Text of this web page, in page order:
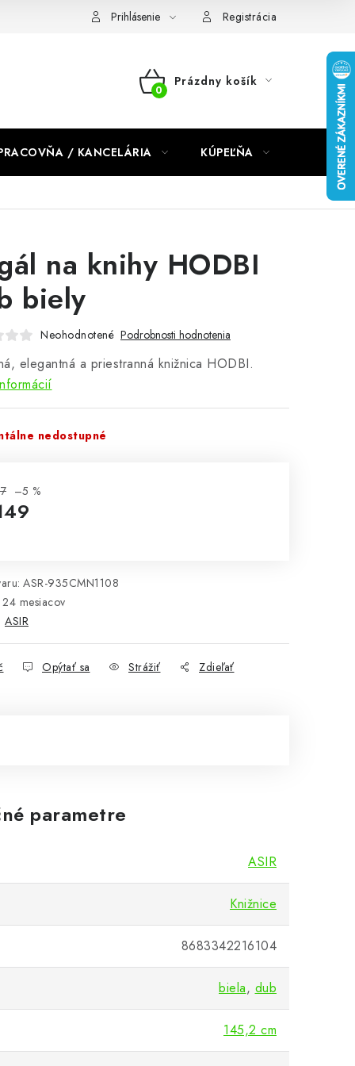
Prihlásenie Registrácia
NÁKUPNÝ
Prázdny košík
/ KANCELÁRIA KÚPEĽŇA
na knihy HODBI
biely
Neohodnotené Podrobnosti hodnotenia
elegantná a priestranná knižnica HODBI.
nedostupné
–5 %
ASR-935CMN1108
24 mesiacov
ASIR
Opýtať sa Strážiť Zdieľať
parametre
ASIR
Knižnice
8683342216104
biela, dub
145,2 cm